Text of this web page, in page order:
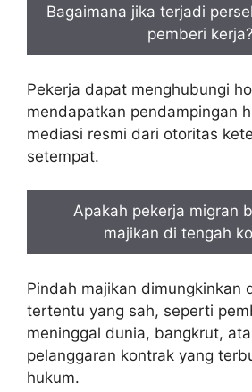
Bagaimana jika terjadi
pemberi kerja?
Pekerja dapat menghubungi
mendapatkan pendampingan
mediasi resmi dari otoritas
setempat.
Apakah pekerja migran
majikan di tengah
Pindah majikan dimungkinkan
tertentu yang sah, seperti
meninggal dunia, bangkrut,
pelanggaran kontrak yang
hukum.